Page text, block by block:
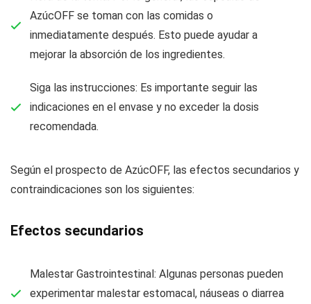
AzúcOFF se toman con las comidas o
inmediatamente después. Esto puede ayudar a
mejorar la absorción de los ingredientes.
Siga las instrucciones: Es importante seguir las
indicaciones en el envase y no exceder la dosis
recomendada.
Según el prospecto de AzúcOFF, las efectos secundarios y
contraindicaciones son los siguientes:
Efectos secundarios
Malestar Gastrointestinal: Algunas personas pueden
experimentar malestar estomacal, náuseas o diarrea